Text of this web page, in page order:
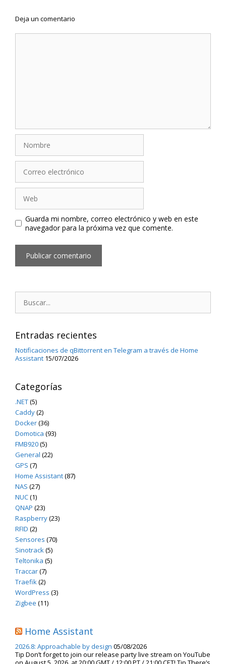
Deja un comentario
Comentario
Nombre
Correo
electrónico
Web
Guarda mi nombre, correo electrónico y web en este
navegador para la próxima vez que comente.
Buscar:
Entradas recientes
Notificaciones de qBittorrent en Telegram a través de Home
Assistant 15/07/2026
Categorías
.NET(5)
Caddy(2)
Docker(36)
Domotica (93)
FMB920(5)
General (22)
GPS (7)
Home Assistant(87)
NAS (27)
NUC(1)
QNAP (23)
Raspberry(23)
RFID (2)
Sensores (70)
Sinotrack(5)
Teltonika (5)
Traccar(7)
Traefik(2)
WordPress (3)
Zigbee (11)
Home Assistant
2026.8: Approachable by design 05/08/2026
Tip Don’t forget to join our release party live stream on YouTube